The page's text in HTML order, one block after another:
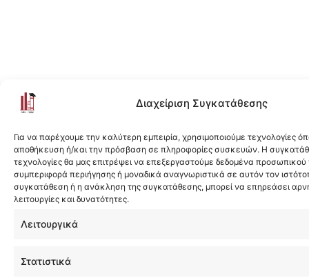
Διαχείριση Συγκατάθεσης
Για να παρέχουμε την καλύτερη εμπειρία, χρησιμοποιούμε τεχνολογίες
αποθήκευση ή/και την πρόσβαση σε πληροφορίες συσκευών. Η
τεχνολογίες θα μας επιτρέψει να επεξεργαστούμε δεδομένα
συμπεριφορά περιήγησης ή μοναδικά αναγνωριστικά σε αυτόν τον
συγκατάθεση ή η ανάκληση της συγκατάθεσης, μπορεί να επηρεάσει
λειτουργίες και δυνατότητες.
Λειτουργικά
Στατιστικά